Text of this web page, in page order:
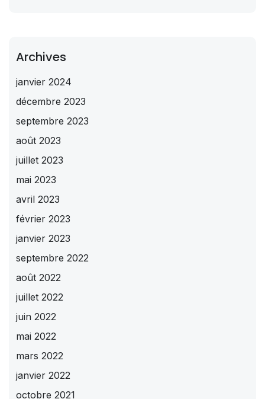
Archives
janvier 2024
décembre 2023
septembre 2023
août 2023
juillet 2023
mai 2023
avril 2023
février 2023
janvier 2023
septembre 2022
août 2022
juillet 2022
juin 2022
mai 2022
mars 2022
janvier 2022
octobre 2021